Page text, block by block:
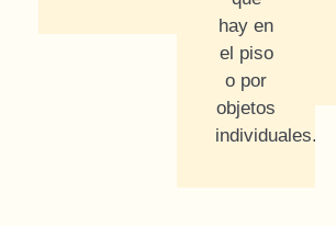
hay en
el piso
o por
objetos
individuales.